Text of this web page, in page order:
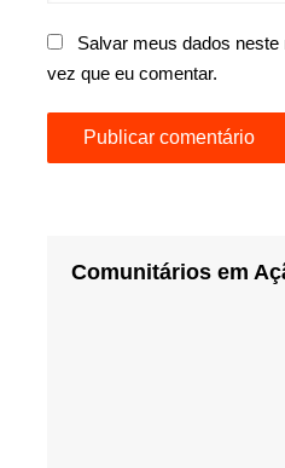
Salvar meus dados
vez que eu comentar.
Comunitários em